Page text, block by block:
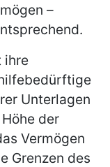
–
ihre
Unterlagen
der
Vermögen
Grenzen des